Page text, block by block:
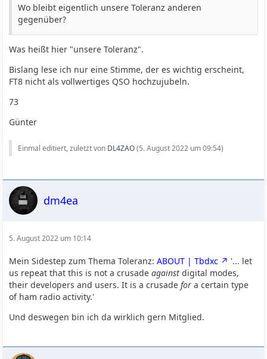
Wo bleibt eigentlich unsere Toleranz anderen
gegenüber?
Was heißt hier "unsere Toleranz".
Bislang lese ich nur eine Stimme, der es wichtig erscheint,
FT8 nicht als vollwertiges QSO hochzujubeln.
73
Günter
Einmal editiert, zuletzt von DL4ZAO(5. August 2022 um 09:54)
dm4ea
5. August 2022 um 10:14
Mein Sidestep zum Thema Toleranz:ABOUT | Tbdxc
'... let
us repeat that this is not a crusadeagainst digital modes,
their developers and users. It is a crusadefor a certain type
of ham radio activity.'
Und deswegen bin ich da wirklich gern Mitglied.